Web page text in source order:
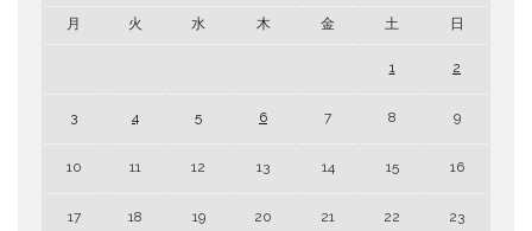
月 火 水 木 金 土 日
1 2
3 4 5 6 7 8 9
10 11 12 13 14 15 16
17 18 19 20 21 22 23